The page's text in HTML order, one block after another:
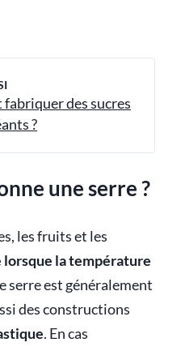
des sucres
?
une serre ?
les fruits et les
lorsque la température
serre est généralement
des constructions
. En cas